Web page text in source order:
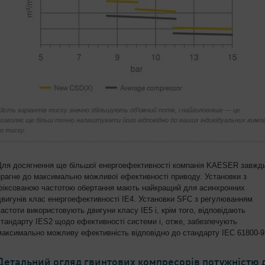
варіантів тиску значно збільшують об’ємний потік, і найголовніше — це
ще більш точно налаштувати його відповідно до ваших індивідуальних
тиску.
досягнення ще більшої енергоефективності компанія KAESER
до максимально можливої ефективності приводу. Установки з
частотою обертання мають найкращий для асинхронних
клас енергоефективності IE4. Установки SFC з регулюванням
використовують двигуни класу IE5 і, крім того, відповідають
IES2 щодо ефективності системи і, отже, забезпечують
можливу ефективність відповідно до стандарту IEC 61800-
огляд гвинтових компресорів потужністю